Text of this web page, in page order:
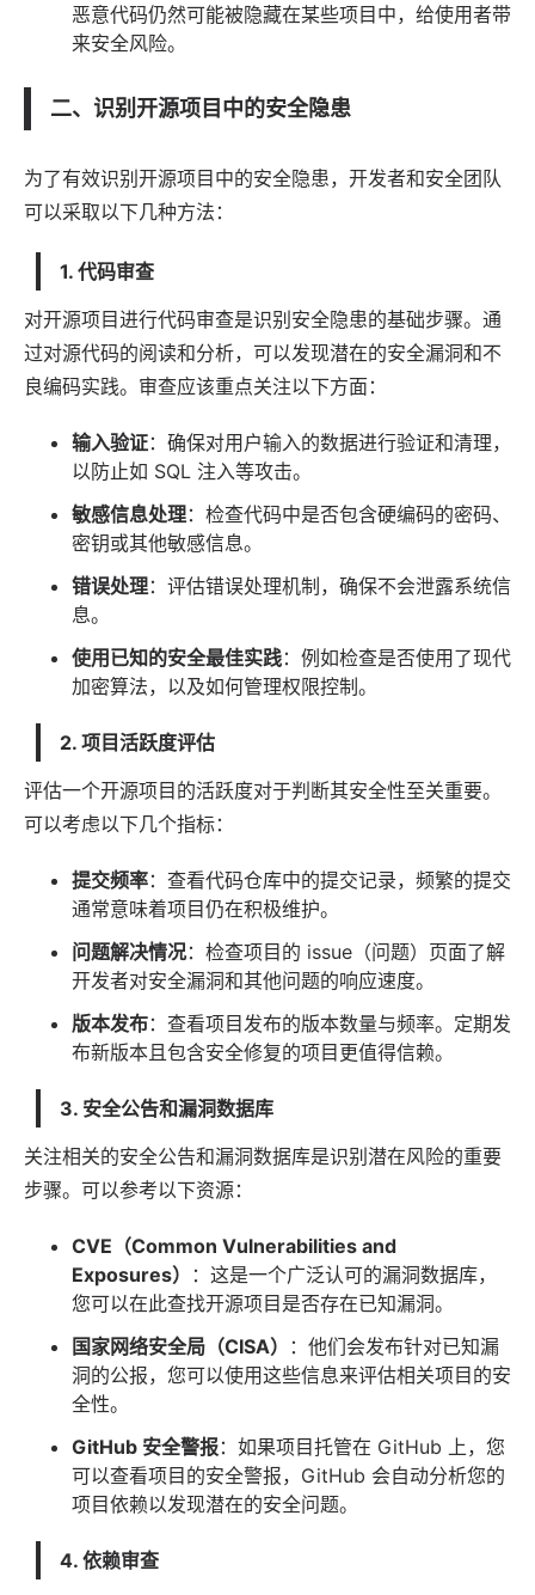
恶意代码仍然可能被隐藏在某些项目中，给使用者带
来安全风险。
二、识别开源项目中的安全隐患
为了有效识别开源项目中的安全隐患，开发者和安全团队
可以采取以下几种方法：
1. 代码审查
对开源项目进行代码审查是识别安全隐患的基础步骤。通
过对源代码的阅读和分析，可以发现潜在的安全漏洞和不
良编码实践。审查应该重点关注以下方面：
输入验证：确保对用户输入的数据进行验证和清理，
以防止如 SQL 注入等攻击。
敏感信息处理：检查代码中是否包含硬编码的密码、
密钥或其他敏感信息。
错误处理：评估错误处理机制，确保不会泄露系统信
息。
使用已知的安全最佳实践：例如检查是否使用了现代
加密算法，以及如何管理权限控制。
2. 项目活跃度评估
评估一个开源项目的活跃度对于判断其安全性至关重要。
可以考虑以下几个指标：
提交频率：查看代码仓库中的提交记录，频繁的提交
通常意味着项目仍在积极维护。
问题解决情况：检查项目的 issue（问题）页面了解
开发者对安全漏洞和其他问题的响应速度。
版本发布：查看项目发布的版本数量与频率。定期发
布新版本且包含安全修复的项目更值得信赖。
3. 安全公告和漏洞数据库
关注相关的安全公告和漏洞数据库是识别潜在风险的重要
步骤。可以参考以下资源：
CVE（Common Vulnerabilities and
Exposures）
：这是一个广泛认可的漏洞数据库，
您可以在此查找开源项目是否存在已知漏洞。
国家网络安全局（CISA）
：他们会发布针对已知漏
洞的公报，您可以使用这些信息来评估相关项目的安
全性。
GitHub 安全警报：如果项目托管在 GitHub 上，您
可以查看项目的安全警报，GitHub 会自动分析您的
项目依赖以发现潜在的安全问题。
4. 依赖审查